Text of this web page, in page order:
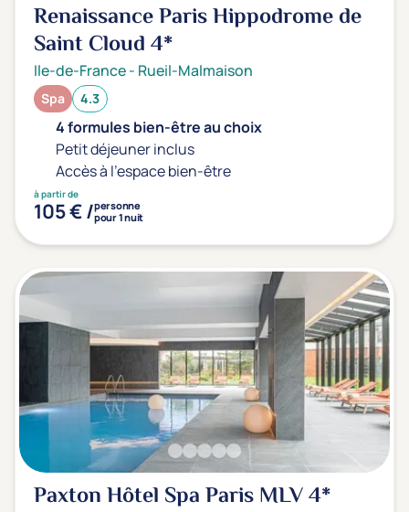
Renaissance Paris Hippodrome de
Saint Cloud4*
Ile-de-France- Rueil-Malmaison
Spa 4.3
4 formules bien-être au choix
Petit déjeuner inclus
Accès à l'espace bien-être
à partir de
105 € /personne
pour 1 nuit
Paxton Hôtel Spa Paris MLV4*